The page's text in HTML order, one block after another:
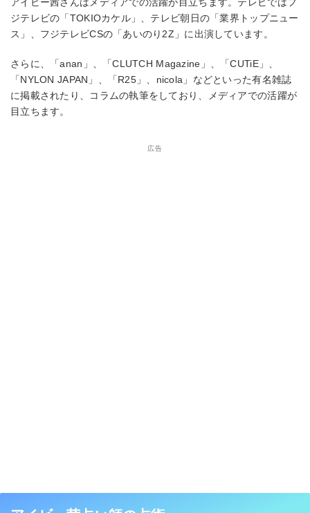
アイビー茜さんはメディアでの活躍が目立ちます。テレビではフ
ジテレビの「TOKIOカケル」、テレビ朝日の「業界トップニュー
ス」、フジテレビCSの「あいのり2Z」に出演しています。
さらに、「anan」、「CLUTCH Magazine」、「CUTiE」、
「NYLON JAPAN」、「R25」、nicola」などといった有名雑誌
に掲載されたり、コラムの執筆をしており、メディアでの活躍が
目立ちます。
広告